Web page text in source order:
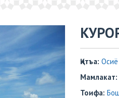
Қитъа: Осиё
Мамлакат:
Тоифа: